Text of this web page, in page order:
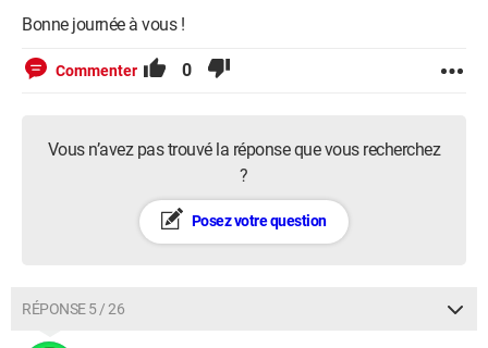
Bonne journée à vous !
Commenter 0
Vous n’avez pas trouvé la réponse que vous recherchez
?
Posez votre question
RÉPONSE 5 / 26